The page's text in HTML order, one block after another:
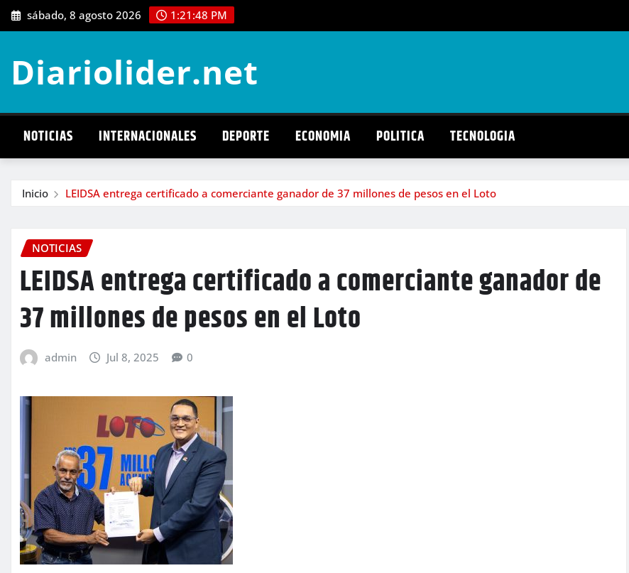
Saltar
al
sábado, 8 agosto 2026 1:21:49 PM
Diariolider.net
NOTICIAS INTERNACIONALES DEPORTE ECONOMIA POLITICA TECNOLOGIA
Inicio LEIDSA entrega certificado a comerciante ganador de 37 millones de pesos en el Loto
NOTICIAS
LEIDSA entrega certificado a comerciante ganador de
37 millones de pesos en el Loto
admin Jul 8, 2025 0